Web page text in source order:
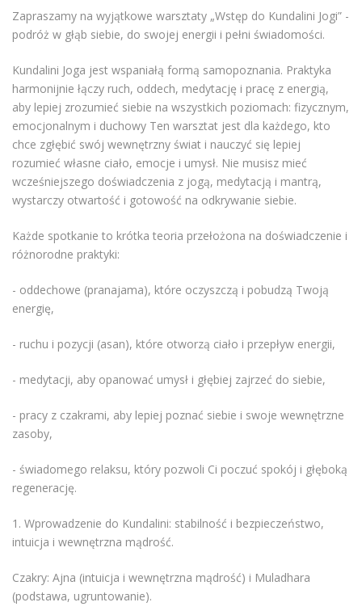
Zapraszamy na wyjątkowe warsztaty „Wstęp do Kundalini Jogi” -
podróż w głąb siebie, do swojej energii i pełni świadomości.
Kundalini Joga jest wspaniałą formą samopoznania. Praktyka
harmonijnie łączy ruch, oddech, medytację i pracę z energią,
aby lepiej zrozumieć siebie na wszystkich poziomach: fizycznym,
emocjonalnym i duchowy Ten warsztat jest dla każdego, kto
chce zgłębić swój wewnętrzny świat i nauczyć się lepiej
rozumieć własne ciało, emocje i umysł. Nie musisz mieć
wcześniejszego doświadczenia z jogą, medytacją i mantrą,
wystarczy otwartość i gotowość na odkrywanie siebie.
Każde spotkanie to krótka teoria przełożona na doświadczenie i
różnorodne praktyki:
- oddechowe (pranajama), które oczyszczą i pobudzą Twoją
energię,
- ruchu i pozycji (asan), które otworzą ciało i przepływ energii,
- medytacji, aby opanować umysł i głębiej zajrzeć do siebie,
- pracy z czakrami, aby lepiej poznać siebie i swoje wewnętrzne
zasoby,
- świadomego relaksu, który pozwoli Ci poczuć spokój i głęboką
regenerację.
1. Wprowadzenie do Kundalini: stabilność i bezpieczeństwo,
intuicja i wewnętrzna mądrość.
Czakry: Ajna (intuicja i wewnętrzna mądrość) i Muladhara
(podstawa, ugruntowanie).